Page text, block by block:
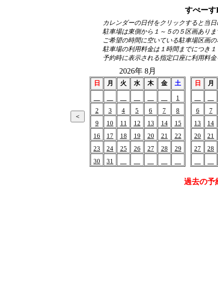
すぺー
カレンダーの日付をクリックすると当
駐車場は東側から１～５の５区画ありま
ご希望の時間に空いている駐車場区画
駐車場の利用料金は１時間までにつき
予約時に表示される指定口座に利用料
2026年 8月
日 月 火 水 木 金
土
1
2
3 4 5 6 7
8
9
10 11 12 13 14
15
16
17 18 19 20 21
22
23
24 25 26 27 28
29
30
31
日 月
6
7
13
14
20
21
27
28
過去の予